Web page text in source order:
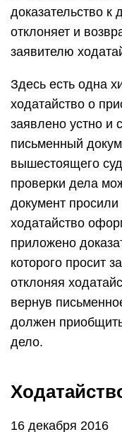
доказательство к
отклоняет и
заявителю
Здесь есть одна
ходатайство о
заявлено устно и
письменный
вышестоящего
проверки дела
документ
ходатайство
приложено
которого просит
отклоняя
вернув
должен
дело.
16 декабря 2016